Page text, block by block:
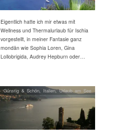
Eigentlich hatte ich mir etwas mit
Wellness und Thermalurlaub für Ischia
vorgestellt, in meiner Fantasie ganz
mondän wie Sophia Loren, Gina
Lollobrigida, Audrey Hepburn oder…
Günstig & Schön, Italien,Urlaub am See